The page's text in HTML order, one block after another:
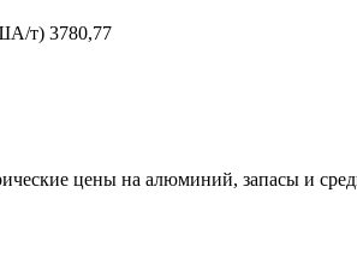
т) 3780,77
цены на алюминий, запасы и